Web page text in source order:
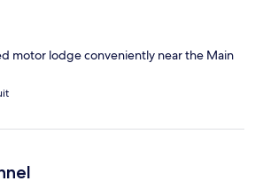
motor lodge conveniently near the Main